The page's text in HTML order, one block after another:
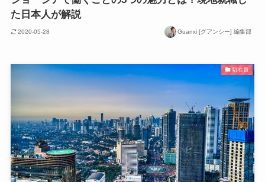
た日本人が解説
2020-05-28 Guanxi [グアンシー] 編集部
駐在員